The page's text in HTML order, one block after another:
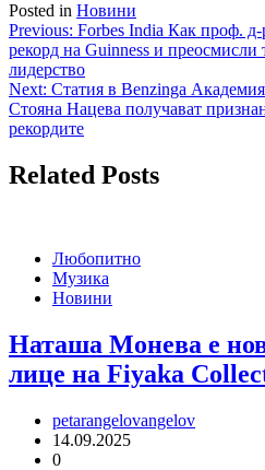
Posted in Новини
Навигация
Previous: Forbes India Как проф.
рекорд на Guinness и
лидерство
Next: Статия в Benzinga
Стояна Нацева получават
рекордите
Related Posts
Любопитно
Музика
Новини
Наташа Монева е
лице на Fiyaka
petarangelovangelov
14.09.2025
0